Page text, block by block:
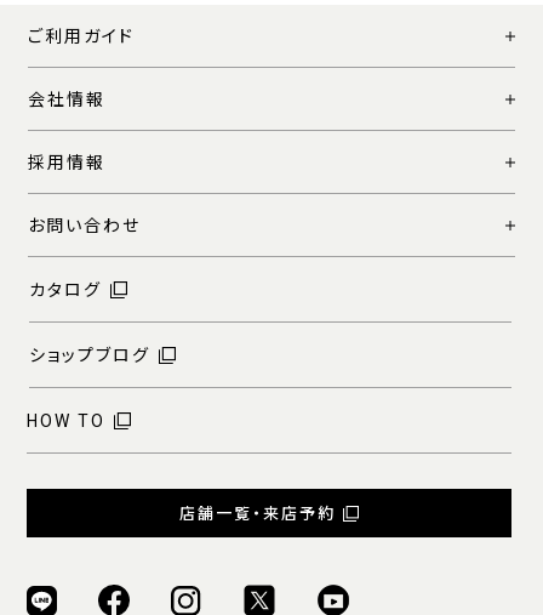
ご利用ガイド
会社情報
採用情報
お問い合わせ
カタログ
ショップブログ
HOW TO
店舗一覧・来店予約